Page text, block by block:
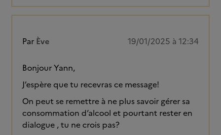
Par Ève 19/01/2025 à 12:34
Bonjour Yann,
J’espère que tu recevras ce message!
On peut se remettre à ne plus savoir gérer sa
consommation d’alcool et pourtant rester en
dialogue , tu ne crois pas?